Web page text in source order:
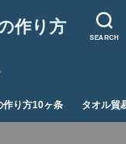
SEARCH
作り方
作り方10ヶ条 タオル貿